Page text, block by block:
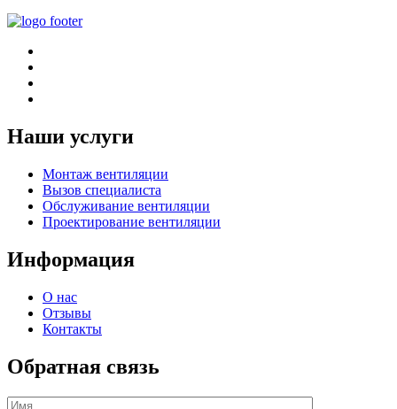
Наши услуги
Монтаж вентиляции
Вызов специалиста
Обслуживание вентиляции
Проектирование вентиляции
Информация
О нас
Отзывы
Контакты
Обратная связь